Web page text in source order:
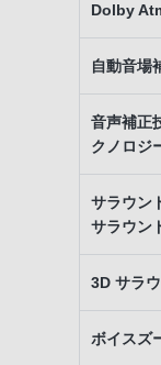
Dolby
自動音場
音声補正
クノロジ
サラウン
サラウン
3D サラ
ボイスズ